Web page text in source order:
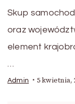
Skup
oraz
element
…
Admin 5 kwietnia,